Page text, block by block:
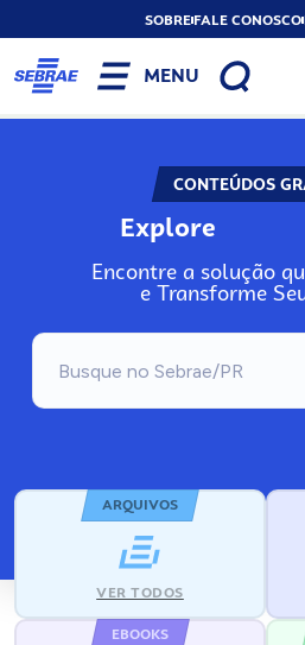
SOBREFALE CONOSCO
MENU
CONTEÚDOS
Explore
Encontre a solução
e Transforme
ARQUIVOS
VER TODOS
EBOOKS